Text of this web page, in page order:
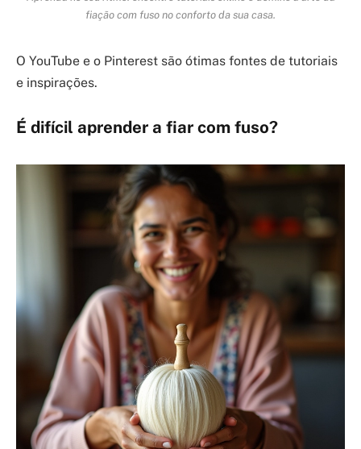
fiação com fuso no conforto da sua casa.
O YouTube e o Pinterest são ótimas fontes de tutoriais
e inspirações.
É difícil aprender a fiar com fuso?